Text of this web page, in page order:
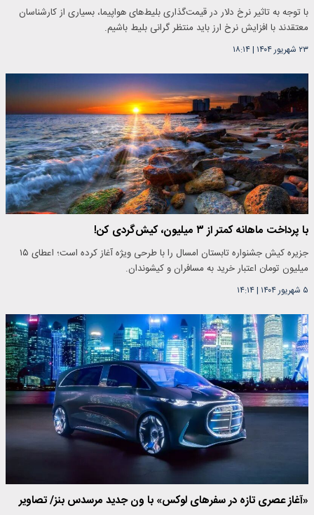
با توجه به تاثیر نرخ دلار در قیمت‌گذاری بلیط‌های هواپیما، بسیاری از کارشناسان
معتقدند با افزایش نرخ ارز باید منتظر گرانی بلیط باشیم.
۲۳ شهریور ۱۴۰۴ |۱۸:۱۴
با پرداخت ماهانه کمتر از ۳ میلیون، کیش‌گردی کن!
جزیره کیش جشنواره تابستان امسال را با طرحی ویژه آغاز کرده است؛ اعطای ۱۵
میلیون تومان اعتبار خرید به مسافران و کیشوندان.
۵ شهریور ۱۴۰۴ |۱۴:۱۴
«آغاز عصری تازه در سفرهای لوکس» با ون جدید مرسدس بنز/ تصاویر